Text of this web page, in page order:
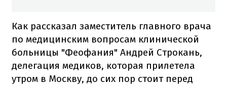
Как рассказал заместитель главного врача
по медицинским вопросам клинической
больницы "Феофания" Андрей Строкань,
делегация медиков, которая прилетела
утром в Москву, до сих пор стоит перед